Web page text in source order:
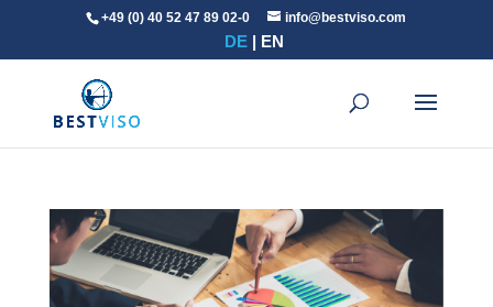
+49 (0) 40 52 47 89 02-0 info@bestviso.com
DE EN